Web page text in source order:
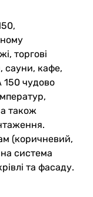
торгові
сауни, кафе,
150 чудово
а також
(коричневий,
система
та фасаду.